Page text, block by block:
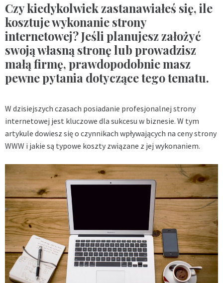
Czy kiedykolwiek zastanawiałeś się, ile
kosztuje wykonanie strony
internetowej? Jeśli planujesz założyć
swoją własną stronę lub prowadzisz
małą firmę, prawdopodobnie masz
pewne pytania dotyczące tego tematu.
W dzisiejszych czasach posiadanie profesjonalnej strony
internetowej jest kluczowe dla sukcesu w biznesie. W tym
artykule dowiesz się o czynnikach wpływających na ceny strony
WWW i jakie są typowe koszty związane z jej wykonaniem.